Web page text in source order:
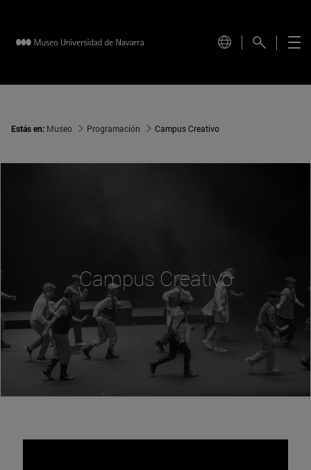
Estás en: Museo Programación Campus Creativo
Campus Creativo